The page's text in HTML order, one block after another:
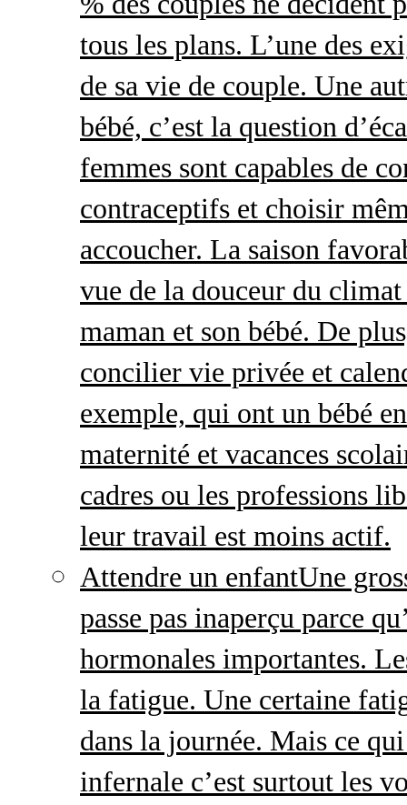
tous les plans. L’une des
de sa vie de couple. Une
bébé, c’est la question
femmes sont capables de
contraceptifs et choisir
accoucher. La saison
vue de la douceur du
maman et son bébé. De
concilier vie privée et
exemple, qui ont un bébé
maternité et vacances
cadres ou les professions
leur travail est moins actif.
Attendre un enfantUne
passe pas inaperçu parce
hormonales importantes.
la fatigue. Une certaine
dans la journée. Mais ce
infernale c’est surtout les